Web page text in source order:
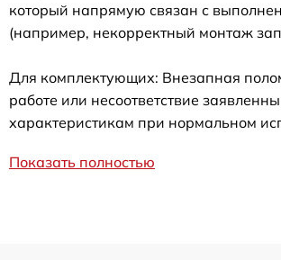
который напрямую связан с
(например, некорректный монтаж
Для комплектующих: Внезапная
работе или несоответствие
характеристикам при нормальном
Показать полностью